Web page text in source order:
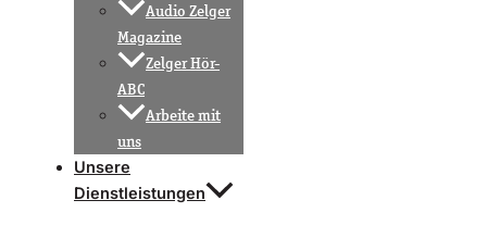
Audio Zelger
Magazine
Zelger Hör-
ABC
Arbeite mit
uns
Unsere
Dienstleistungen